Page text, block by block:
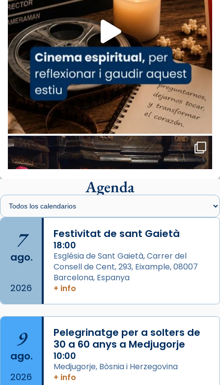
Aquest dilluns, 27 de juliol, ha tingut lloc la
missa d’acció de gràcies en agraïment al
comitè organitzador de la visita apostòlica
del Sant Pare Lleó XIV a Barcelona, i als
col·laboradors, a la Catedral de Barcelona.
L’arquebisbe de Barcelona, el cardenal Joan
Josep Omella, ha presidit la missa i l’ha
concelebrat el bisbe auxiliar de Barcelona,
Mons. David Abadías.
📸 Dr. G. Simón
Foto
View on Facebook Share
Arquebisbat de Barcelona
1 week ago
Memòria de les santes Juliana i
Semproniana, verges i màrtirs.
Acompanyant la història de sant Cugat, a
partir de l’Edat Mitjana sorgeix la tradició
que les santes Juliana (“relatiu a Júlia”) i
Semproniana (“relatiu a Semprònia =
eterna”) són deixebles seves. I l’any 1667, el
frare Joan Gaspar Roig, afirma en una obra
que les santes són filles de l’antiga Iluro.
Mataró en reivindicarà les relíq
...Ver más
Foto
View on Facebook
Agenda
7
ago.
2026
Festivitat de sant Gaietà
18:00
Església de Sant Gaietà, Carrer del
Consell de Cent, 293, Eixample, 08007
Barcelona, Espanya
+ info
9
ago.
2026
Pelegrinatge per a solters de
30 a 60 anys a Medjugorje
10:00
Medjugorje, Bòsnia i Herzegovina
+ info